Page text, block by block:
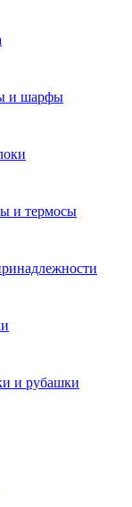
и шарфы
и термосы
и рубашки